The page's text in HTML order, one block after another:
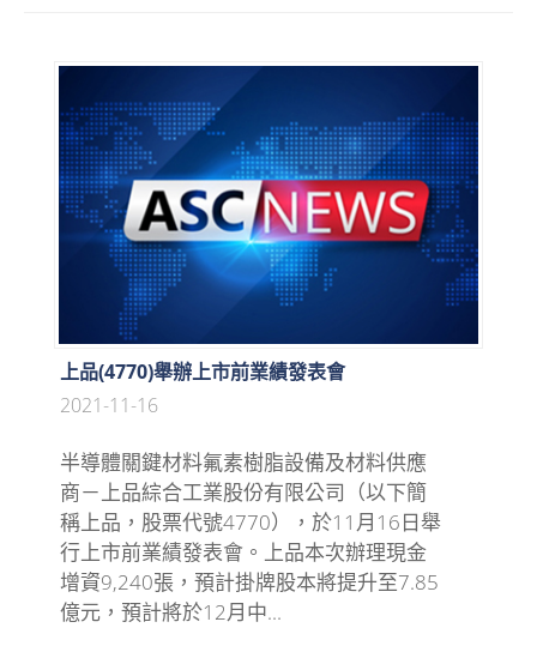
上品(4770)舉辦上市前業績發表會
2021-11-16
半導體關鍵材料氟素樹脂設備及材料供應
商－上品綜合工業股份有限公司（以下簡
稱上品，股票代號4770），於11月16日舉
行上市前業績發表會。上品本次辦理現金
增資9,240張，預計掛牌股本將提升至7.85
億元，預計將於12月中...